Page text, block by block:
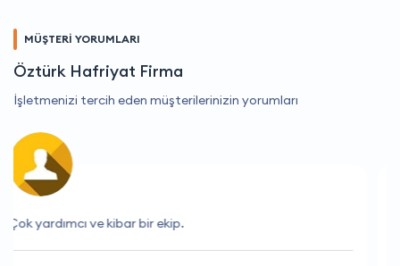
MÜŞTERİ YORUMLARI
Öztürk Hafriyat Firma
İşletmenizi tercih eden müşterilerinizin yorumları
Hizmetleri beni her zaman memnun ediyor